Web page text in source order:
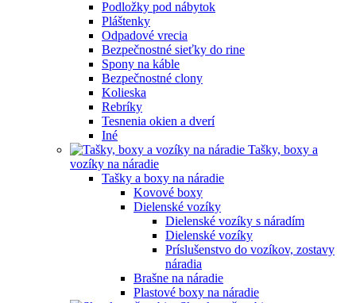
Podložky pod nábytok
Pláštenky
Odpadové vrecia
Bezpečnostné sieťky do rine
Spony na káble
Bezpečnostné clony
Kolieska
Rebríky
Tesnenia okien a dverí
Iné
Tašky, boxy a
vozíky na náradie
Tašky a boxy na náradie
Kovové boxy
Dielenské vozíky
Dielenské vozíky s náradím
Dielenské vozíky
Príslušenstvo do vozíkov, zostavy
náradia
Brašne na náradie
Plastové boxy na náradie